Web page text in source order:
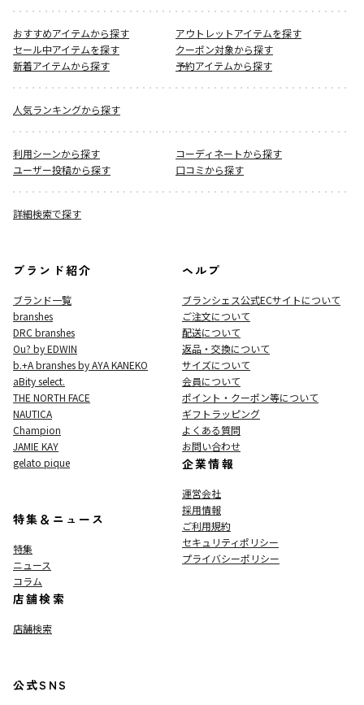
おすすめアイテムから探す
アウトレットアイテムを探す
セール中アイテムを探す
クーポン対象から探す
新着アイテムから探す
予約アイテムから探す
人気ランキングから探す
利用シーンから探す
コーディネートから探す
ユーザー投稿から探す
口コミから探す
詳細検索で探す
ブランド紹介
ブランド一覧
branshes
DRC branshes
Ou? by EDWIN
b.+A branshes by AYA KANEKO
aBity select.
THE NORTH FACE
NAUTICA
Champion
JAMIE KAY
gelato pique
特集＆ニュース
特集
ニュース
コラム
店舗検索
店舗検索
ヘルプ
ブランシェス公式ECサイトについて
ご注文について
配送について
返品・交換について
サイズについて
会員について
ポイント・クーポン等について
ギフトラッピング
よくある質問
お問い合わせ
企業情報
運営会社
採用情報
ご利用規約
セキュリティポリシー
プライバシーポリシー
公式SNS